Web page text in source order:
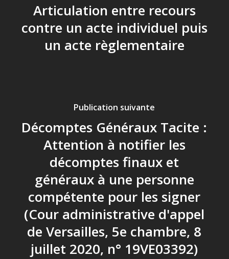
Articulation entre recours
contre un acte individuel puis
un acte règlementaire
Publication suivante
Décomptes Généraux Tacite :
Attention à notifier les
décomptes finaux et
généraux à une personne
compétente pour les signer
(Cour administrative d'appel
de Versailles, 5e chambre, 8
juillet 2020, n° 19VE03392)